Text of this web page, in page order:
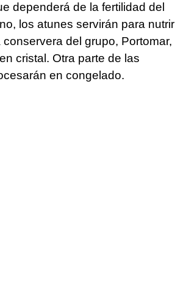
dependerá de la fertilidad del
los atunes servirán para nutrir
conservera del grupo, Portomar,
cristal. Otra parte de las
en congelado.